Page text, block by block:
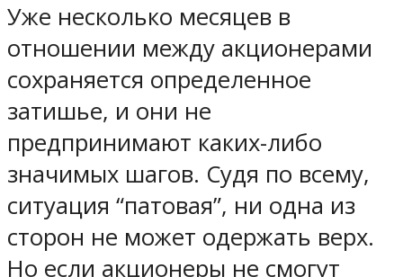
Уже несколько месяцев в
отношении между акционерами
сохраняется определенное
затишье, и они не
предпринимают каких-либо
значимых шагов. Судя по всему,
ситуация “патовая”, ни одна из
сторон не может одержать верх.
Но если акционеры не смогут